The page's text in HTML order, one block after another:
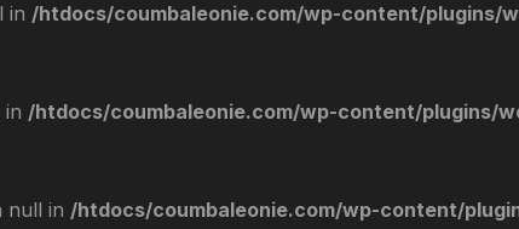
in /htdocs/coumbaleonie.com/wp-content/plugins/
in /htdocs/coumbaleonie.com/wp-content/plugins/
null in /htdocs/coumbaleonie.com/wp-content/